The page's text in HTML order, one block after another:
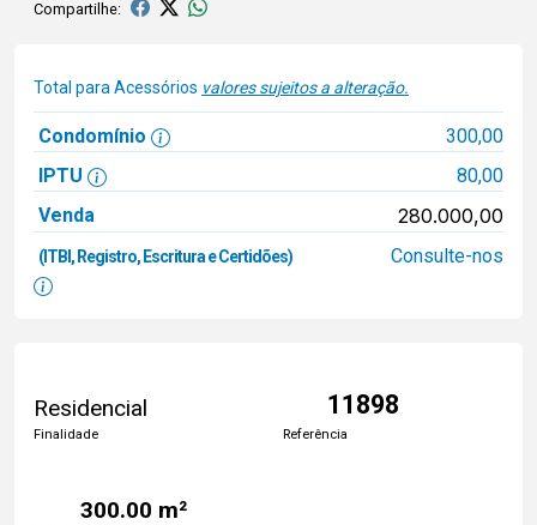
Compartilhe:
Total para Acessórios valores sujeitos a alteração.
Condomínio
300,00
IPTU
80,00
Venda
280.000,00
(ITBI, Registro, Escritura e Certidões) Consulte-nos
Residencial
Finalidade
11898
Referência
300.00 m²